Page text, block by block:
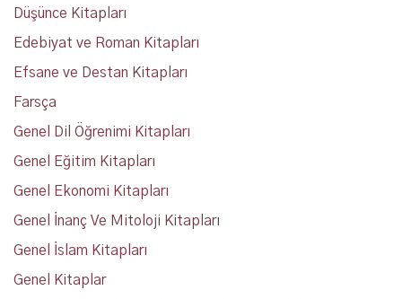
Düşünce Kitapları
Edebiyat ve Roman Kitapları
Efsane ve Destan Kitapları
Farsça
Genel Dil Öğrenimi Kitapları
Genel Eğitim Kitapları
Genel Ekonomi Kitapları
Genel İnanç Ve Mitoloji Kitapları
Genel İslam Kitapları
Genel Kitaplar